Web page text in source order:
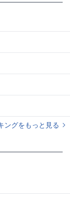
ングをもっと見る